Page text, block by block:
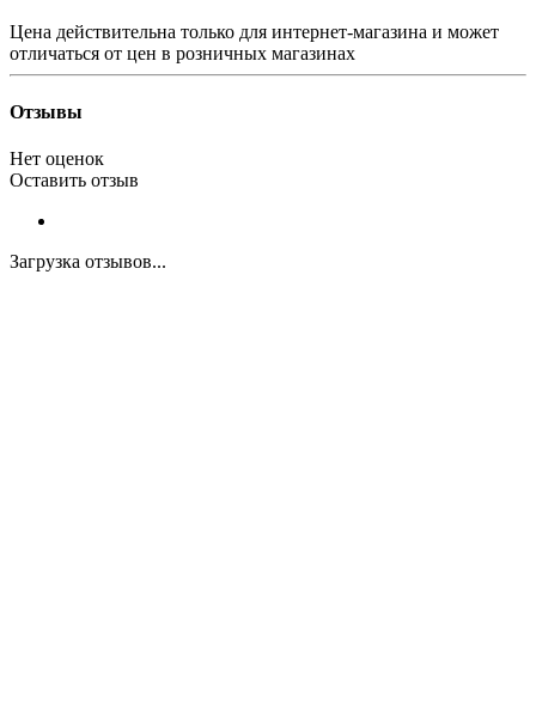
Цена действительна только для интернет-магазина и может
отличаться от цен в розничных магазинах
Отзывы
Нет оценок
Оставить отзыв
Загрузка отзывов...